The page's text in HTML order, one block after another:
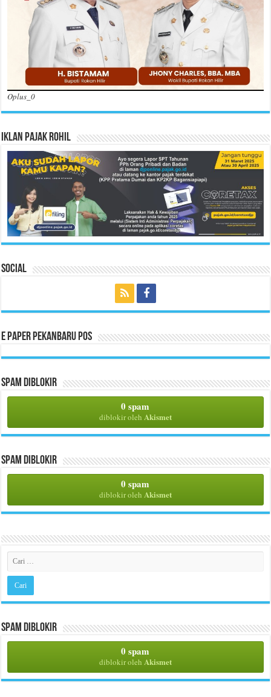
Oplus_0
Iklan Pajak Rohil
Social
E Paper Pekanbaru Pos
Spam Diblokir
0 spam
diblokir oleh Akismet
Spam Diblokir
0 spam
diblokir oleh Akismet
Spam Diblokir
0 spam
diblokir oleh Akismet